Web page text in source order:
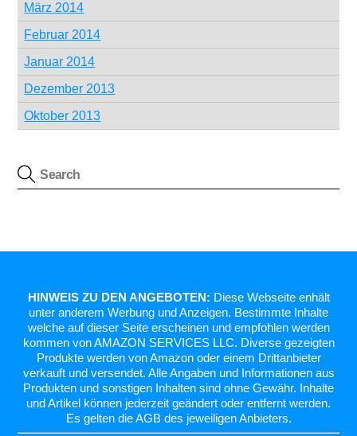
März 2014
Februar 2014
Januar 2014
Dezember 2013
Oktober 2013
HINWEIS ZU DEN ANGEBOTEN: Diese Webseite enhält
unter anderem Werbung und Anzeigen. Bestimmte Inhalte
welche auf dieser Seite erscheinen und empfohlen werden
kommen von AMAZON SERVICES LLC. Diverse gezeigten
Produkte werden von Amazon oder einem Drittanbieter
verkauft und versendet. Alle Angaben und Informationen aus
Produkten und sonstigen Inhalten sind ohne Gewähr. Inhalte
und Artikel können jederzeit geändert oder entfernt werden.
Es gelten die AGB des jeweiligen Anbieters.